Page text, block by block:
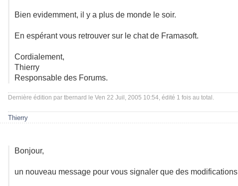
Bien evidemment, il y a plus de monde le soir.
En espérant vous retrouver sur le chat de Framasoft.
Cordialement,
Thierry
Responsable des Forums.
Dernière édition par tbernard le Ven 22 Juil, 2005 10:54, édité 1 fois au total.
Thierry
Bonjour,
un nouveau message pour vous signaler que des